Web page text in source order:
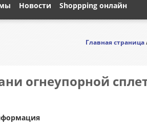
Новости Shoppping онлайн
Главная страница
огнеупорной